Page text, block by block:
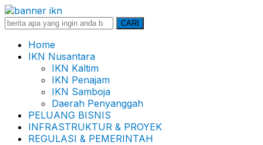
Search
CARI
Home
IKN Nusantara
IKN Kaltim
IKN Penajam
IKN Samboja
Daerah Penyanggah
PELUANG BISNIS
INFRASTRUKTUR & PROYEK
REGULASI & PEMERINTAH